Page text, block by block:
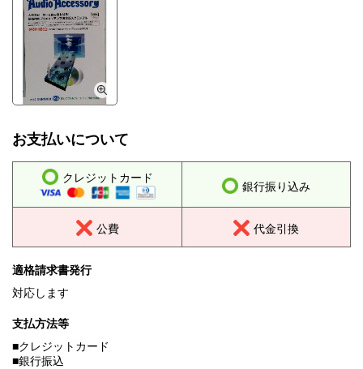
お支払いについて
クレジットカード
銀行振り込み
公費 代金引換
適格請求書発行
対応します
支払方法等
■クレジットカード
■銀行振込